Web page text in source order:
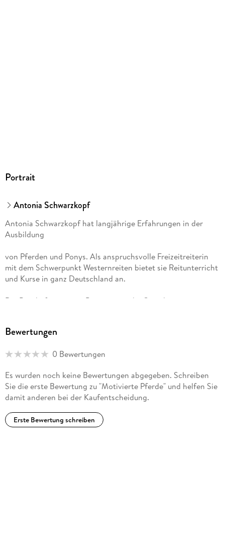
Portrait
Antonia Schwarzkopf
Antonia Schwarzkopf hat langjährige Erfahrungen in der
Ausbildung
von Pferden und Ponys. Als anspruchsvolle Freizeitreiterin
mit dem Schwerpunkt Westernreiten bietet sie Reitunterricht
und Kurse in ganz Deutschland an.
Die Beschäftigung mit Ponys sowie die Gestaltung von
Bewertungen
0 Bewertungen
Es wurden noch keine Bewertungen abgegeben. Schreiben
Sie die erste Bewertung zu "Motivierte Pferde" und helfen Sie
damit anderen bei der Kaufentscheidung.
Erste Bewertung schreiben